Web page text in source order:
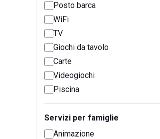
Posto barca
WiFi
TV
Giochi da tavolo
Carte
Videogiochi
Piscina
Servizi per famiglie
Animazione